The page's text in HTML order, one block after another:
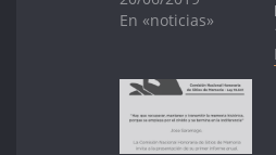
En «noticias»